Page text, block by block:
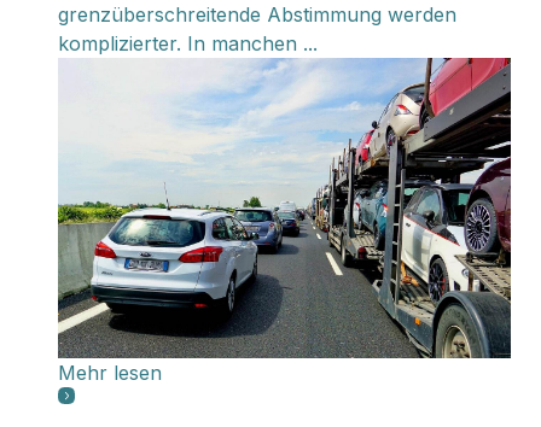
grenzüberschreitende Abstimmung werden
komplizierter. In manchen ...
Mehr lesen